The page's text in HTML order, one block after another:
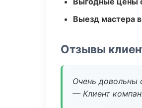
Выезд мастера
Отзывы
Очень довольны
— Клиент